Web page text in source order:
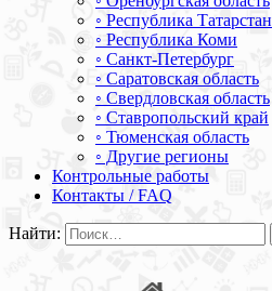
◦ Республика Татарстан
◦ Республика Коми
◦ Санкт-Петербург
◦ Саратовская область
◦ Свердловская область
◦ Ставропольский край
◦ Тюменская область
◦ Другие регионы
Контрольные работы
Контакты / FAQ
Найти: